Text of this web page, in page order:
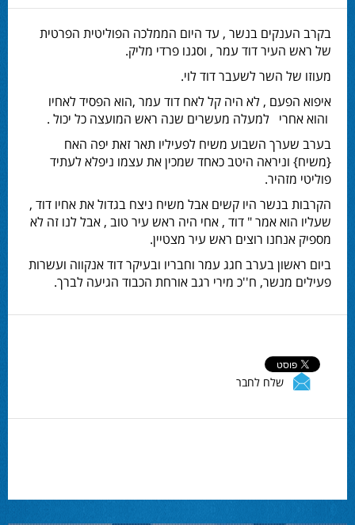
בקרב הענקים בנשר , עד היום הממלכה הפוליטית הפרטית
של ראש העיר דוד עמר , וסגנו פרדי מליק.
מעוזו של השר לשעבר דוד לוי.
איפוא הפעם , לא היה קל לאח דוד עמר ,הוא הפסיד לאחיו
והוא אחרי למעלה מעשרים שנה ראש המועצה כל יכול .
בערב שערך השבוע משיח לפעיליו תאר זאת יפה האח
{משיח} וניראה היטב כאחד שמכין את עצמו ניפלא לעתיד
פוליטי מזהיר.
הקרבות בנשר היו קשים אבל משיח ניצח בגדול את אחיו דוד ,
שעליו הוא אמר " דוד , אחי היה ראש עיר טוב , אבל לנו זה לא
מספיק אנחנו רוצים ראש עיר מצטיין.
ביום ראשון בערב חגג עמר וחבריו ובעיקר דוד אנקווה ועשרות
פעילים מנשר, ח''כ מירי רגב אורחת הכבוד הגיעה לברך.
שלח לחבר